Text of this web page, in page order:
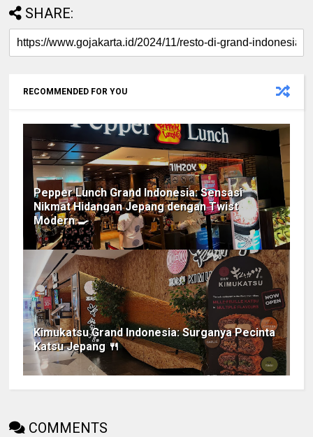
SHARE:
RECOMMENDED FOR YOU
Pepper Lunch Grand Indonesia: Sensasi
Nikmat Hidangan Jepang dengan Twist
Modern 🍳
Kimukatsu Grand Indonesia: Surganya Pecinta
Katsu Jepang 🍴
COMMENTS